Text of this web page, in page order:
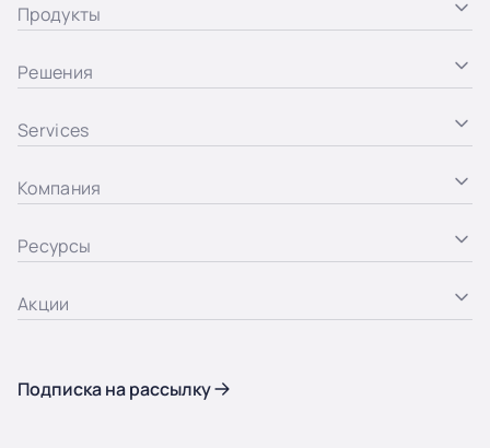
Продукты
Решения
Services
Компания
Ресурсы
Акции
Подписка на рассылку